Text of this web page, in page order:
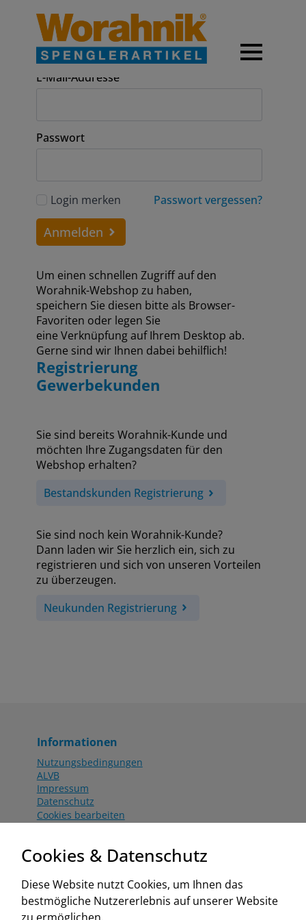
Anmeldung
E-Mail-Addresse
Passwort
Login merken Passwort vergessen?
Anmelden
Um einen schnellen Zugriff auf den
Worahnik-Webshop zu haben,
speichern Sie diesen bitte als Browser-
Favoriten oder legen Sie
eine Verknüpfung auf Ihrem Desktop ab.
Gerne sind wir Ihnen dabei behilflich!
Registrierung
Gewerbekunden
Sie sind bereits Worahnik-Kunde und
möchten Ihre Zugangsdaten für den
Webshop erhalten?
Bestandskunden Registrierung
Sie sind noch kein Worahnik-Kunde?
Dann laden wir Sie herzlich ein, sich zu
registrieren und sich von unseren Vorteilen
zu überzeugen.
Neukunden Registrierung
Informationen
Nutzungsbedingungen
ALVB
Impressum
Datenschutz
Cookies bearbeiten
Aktionsbedingungen
www.worahnik.at
Zentrale Köttlach
Cookies & Datenschutz
Diese Website nutzt Cookies, um Ihnen das
bestmögliche Nutzererlebnis auf unserer Website